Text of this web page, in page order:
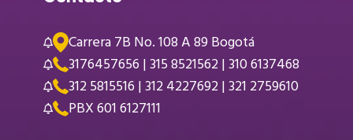
Carrera 7B No. 108 A 89 Bogotá
3176457656 | 315 8521562 | 310 6137468
312 5815516 | 312 4227692 | 321 2759610
PBX 601 6127111